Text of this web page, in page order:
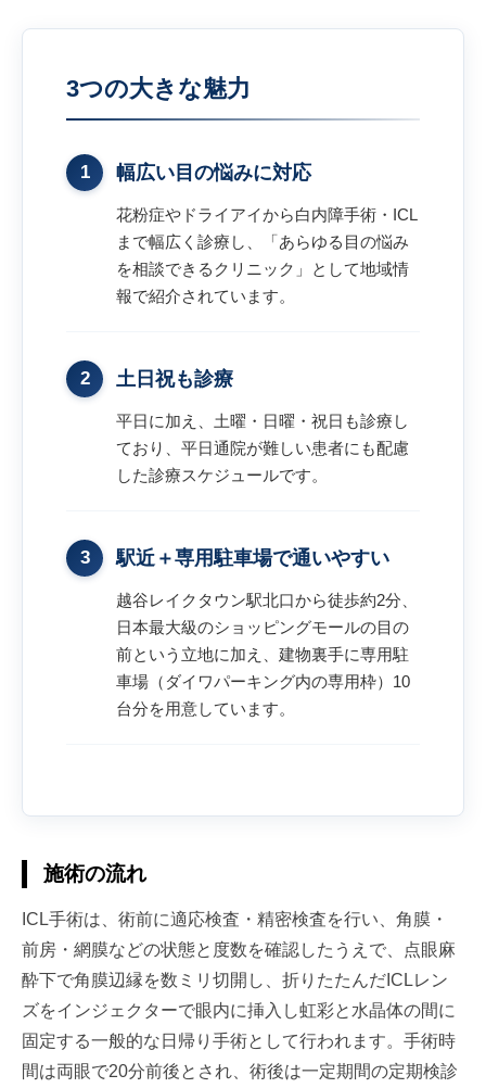
3つの大きな魅力
1 幅広い目の悩みに対応
花粉症やドライアイから白内障手術・ICL
まで幅広く診療し、「あらゆる目の悩み
を相談できるクリニック」として地域情
報で紹介されています。
2 土日祝も診療
平日に加え、土曜・日曜・祝日も診療し
ており、平日通院が難しい患者にも配慮
した診療スケジュールです。
3 駅近＋専用駐車場で通いやすい
越谷レイクタウン駅北口から徒歩約2分、
日本最大級のショッピングモールの目の
前という立地に加え、建物裏手に専用駐
車場（ダイワパーキング内の専用枠）10
台分を用意しています。
施術の流れ
ICL手術は、術前に適応検査・精密検査を行い、角膜・
前房・網膜などの状態と度数を確認したうえで、点眼麻
酔下で角膜辺縁を数ミリ切開し、折りたたんだICLレン
ズをインジェクターで眼内に挿入し虹彩と水晶体の間に
固定する一般的な日帰り手術として行われます。手術時
間は両眼で20分前後とされ、術後は一定期間の定期検診